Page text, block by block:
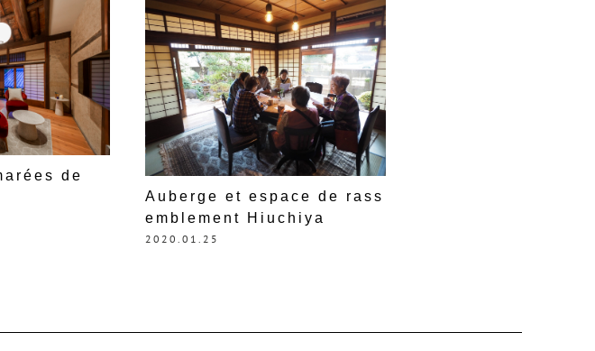
de
Auberge et espace de rass
emblement Hiuchiya
2020.01.25